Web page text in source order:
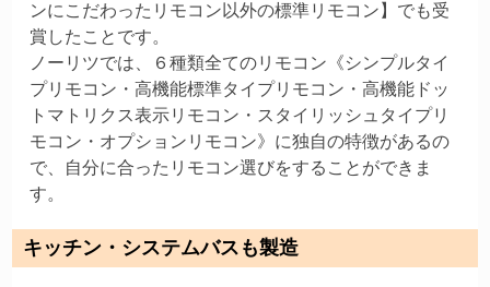
ンにこだわったリモコン以外の標準リモコン】でも受
賞したことです。
ノーリツでは、６種類全てのリモコン《シンプルタイ
プリモコン・高機能標準タイプリモコン・高機能ドッ
トマトリクス表示リモコン・スタイリッシュタイプリ
モコン・オプションリモコン》に独自の特徴があるの
で、自分に合ったリモコン選びをすることができま
す。
キッチン・システムバスも製造